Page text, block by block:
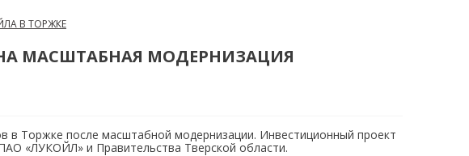
В ТОРЖКЕ
МАСШТАБНАЯ МОДЕРНИЗАЦИЯ
в Торжке после масштабной модернизации. Инвестиционный проект
«ЛУКОЙЛ» и Правительства Тверской области.